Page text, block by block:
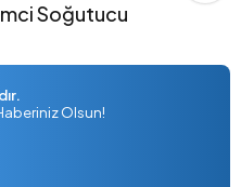
Soğutucu
Olsun!